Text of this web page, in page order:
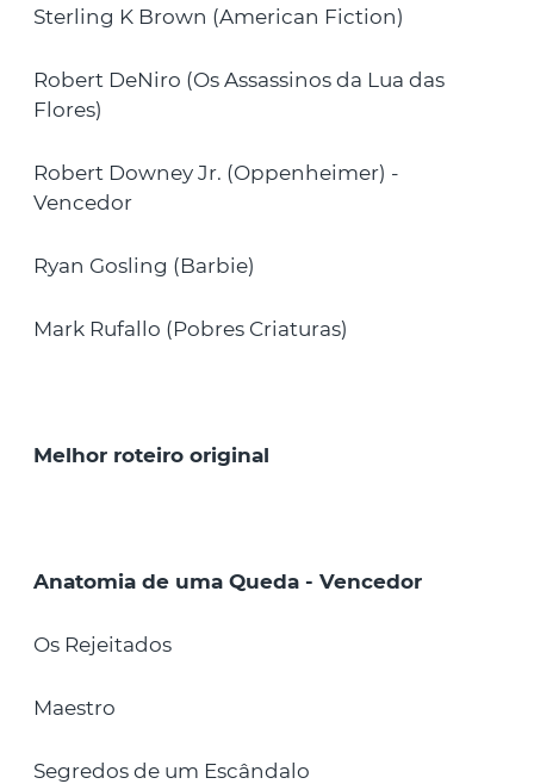
Sterling K Brown (American Fiction)
Robert DeNiro (Os Assassinos da Lua das
Flores)
Robert Downey Jr. (Oppenheimer) -
Vencedor
Ryan Gosling (Barbie)
Mark Rufallo (Pobres Criaturas)
Melhor roteiro original
Anatomia de uma Queda - Vencedor
Os Rejeitados
Maestro
Segredos de um Escândalo